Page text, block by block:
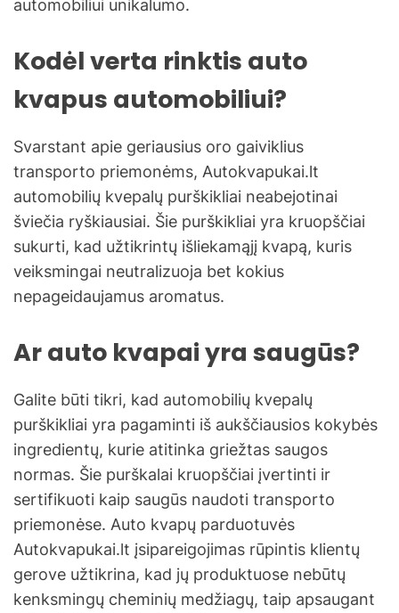
automobiliui unikalumo.
Kodėl verta rinktis auto
kvapus automobiliui?
Svarstant apie geriausius oro gaiviklius
transporto priemonėms, Autokvapukai.lt
automobilių kvepalų purškikliai neabejotinai
šviečia ryškiausiai. Šie purškikliai yra kruopščiai
sukurti, kad užtikrintų išliekamąjį kvapą, kuris
veiksmingai neutralizuoja bet kokius
nepageidaujamus aromatus.
Ar auto kvapai yra saugūs?
Galite būti tikri, kad automobilių kvepalų
purškikliai yra pagaminti iš aukščiausios kokybės
ingredientų, kurie atitinka griežtas saugos
normas. Šie purškalai kruopščiai įvertinti ir
sertifikuoti kaip saugūs naudoti transporto
priemonėse. Auto kvapų parduotuvės
Autokvapukai.lt įsipareigojimas rūpintis klientų
gerove užtikrina, kad jų produktuose nebūtų
kenksmingų cheminių medžiagų, taip apsaugant